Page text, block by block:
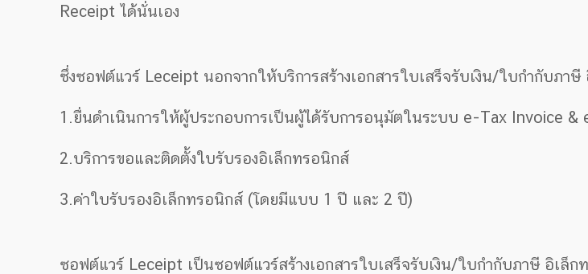
Receipt ได้นั่นเอง
ซึ่งซอฟต์แวร์ Leceipt นอกจากให้บริการสร้างเอกสารใบเสร็จรับเงิน/ใบกำกับภา
1.ยื่นดำเนินการให้ผู้ประกอบการเป็นผู้ได้รับการอนุมัตในระบบ e-Tax Invoice &
2.บริการขอและติดตั้งใบรับรองอิเล็กทรอนิกส์
3.ค่าใบรับรองอิเล็กทรอนิกส์ (โดยมีแบบ 1 ปี และ 2 ปี)
ซอฟต์แวร์ Leceipt เป็นซอฟต์แวร์สร้างเอกสารใบเสร็จรับเงิน/ใบกำกับภาษี อิเล็